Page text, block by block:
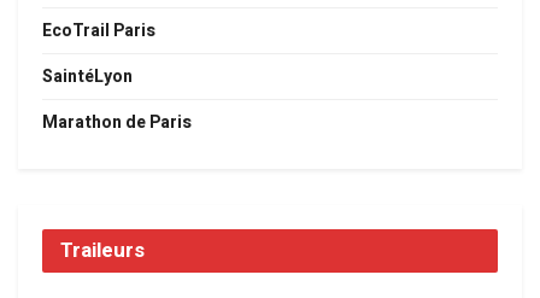
EcoTrail Paris
SaintéLyon
Marathon de Paris
Traileurs